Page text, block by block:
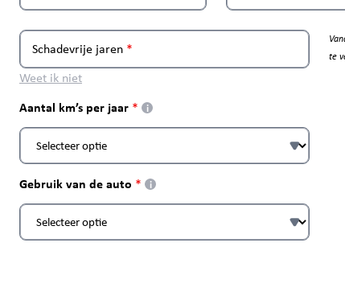
Schadevrije jaren
Weet ik niet
te
Aantal km’s per jaar i
Gebruik van de auto i